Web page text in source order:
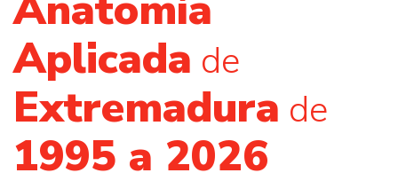
Aplicada de
Extremadura de
1995 a 2026